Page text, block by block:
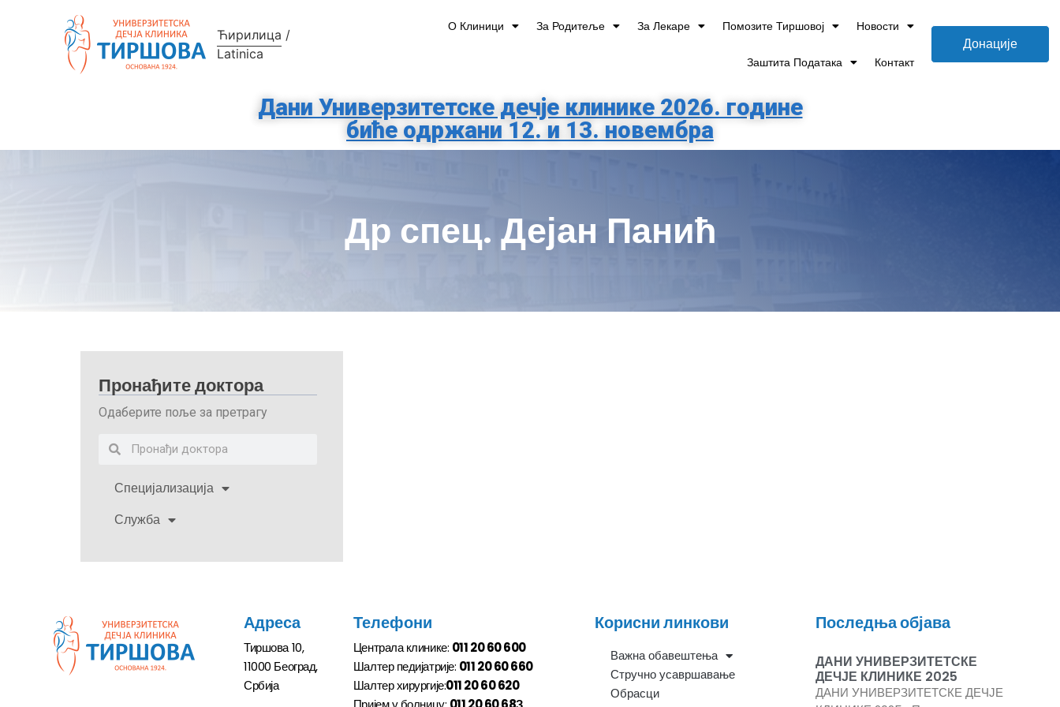
Ћирилица /
Latinica
О Клиници За Родитеље За Лекаре Помозите Тиршовој Новости
Заштита Података Контакт
Донације
Дани Универзитетске дечје клинике 2026. године
биће одржани 12. и 13. новембра
Др спец. Дејан Панић
Пронађите доктора
Одаберите поље за претрагу
Специјализација
Служба
Адреса
Тиршова 10,
11000 Београд,
Србија
Телефони
Централа клинике: 011 20 60 600
Шалтер педијатрије: 011 20 60 660
Шалтер хирургије:011 20 60 620
Корисни линкови
Важна обавештења
Стручно усавршавање
Обрасци
Последња објава
ДАНИ УНИВЕРЗИТЕТСКЕ
ДЕЧЈЕ КЛИНИКЕ 2025
ДАНИ УНИВЕРЗИТЕТСКЕ ДЕЧЈЕ